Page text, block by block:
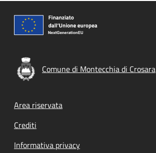
Comune di Montecchia di Crosara
Footer menu
Area riservata
Crediti
Informativa privacy